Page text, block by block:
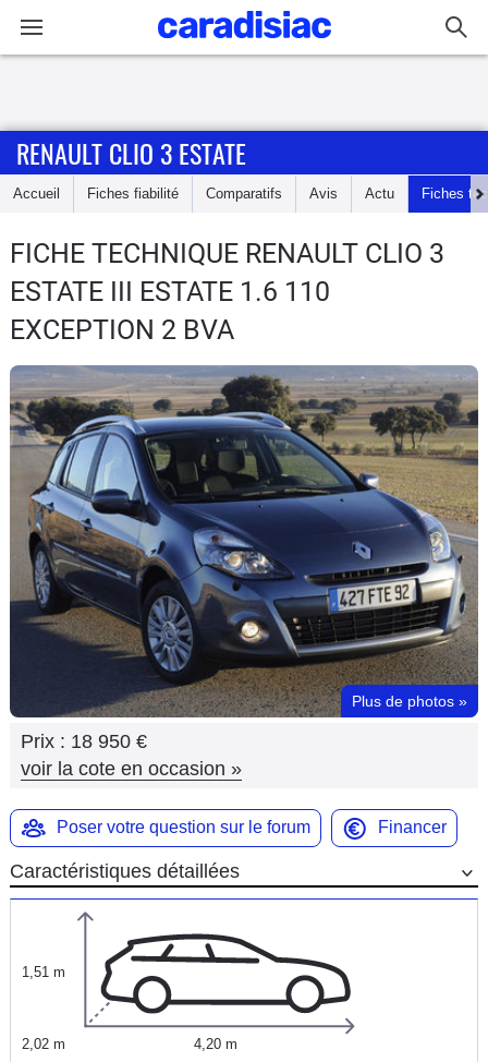
Accueil
Essais
Guide
d'achat
Electriques
Utilitaires
Flottes
Auto
Services
Marques
RENAULT CLIO 3 ESTATE
Accueil Fiches fiabilité Comparatifs Avis Actu Fiches
FICHE TECHNIQUE RENAULT CLIO 3
ESTATE III ESTATE 1.6 110
EXCEPTION 2 BVA
Plus de photos »
Prix : 18 950 €
voir la cote en occasion »
Poser votre question sur le forum Financer
Caractéristiques détaillées
1,51 m
2,02 m 4,20 m